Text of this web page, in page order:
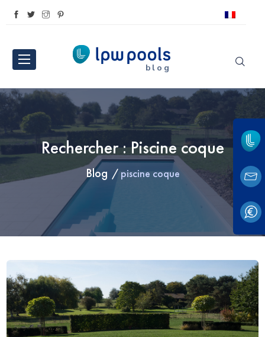
blog
Rechercher : Piscine coque
Blog piscine coque